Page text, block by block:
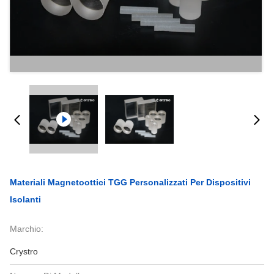
Materiali Magnetoottici TGG Personalizzati Per Dispositivi
Isolanti
Marchio:
Crystro